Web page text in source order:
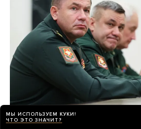
Путин произвел масштабные
МЫ ИСПОЛЬЗУЕМ КУКИ!
ЧТО ЭТО ЗНАЧИТ?